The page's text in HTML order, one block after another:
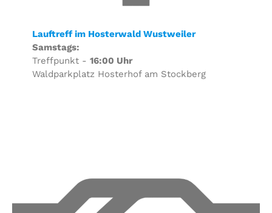
Lauftreff im Hosterwald Wustweiler
Samstags:
Treffpunkt - 16:00 Uhr
Waldparkplatz Hosterhof am Stockberg